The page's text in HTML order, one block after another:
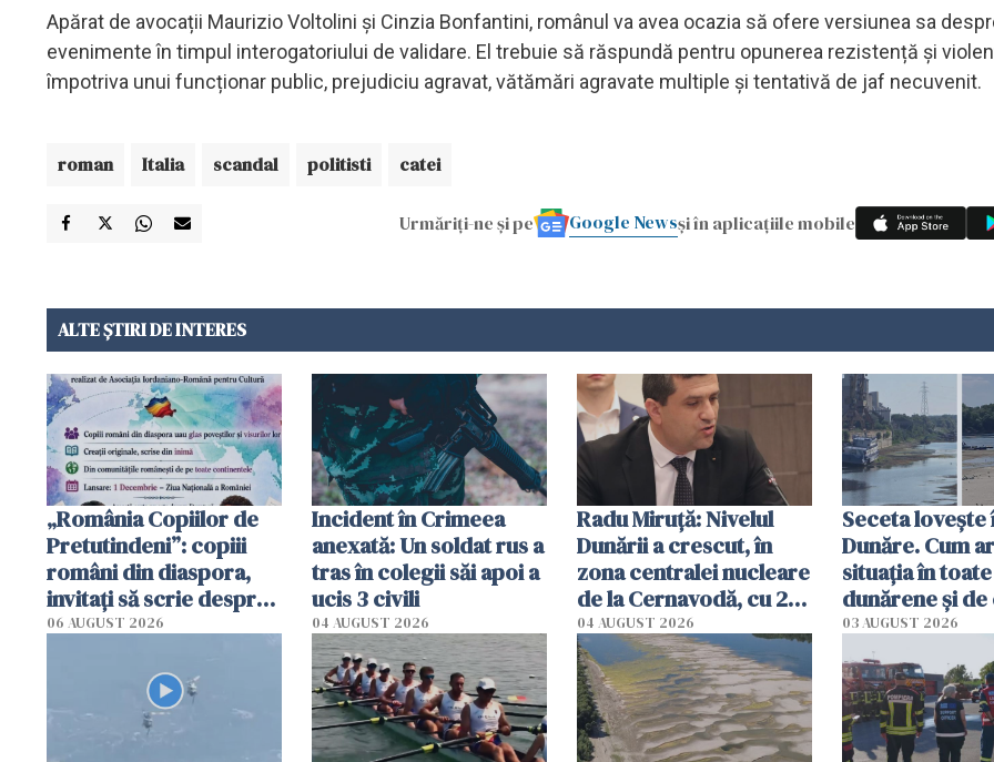
Apărat de avocații Maurizio Voltolini și Cinzia Bonfantini, românul va avea ocazia să ofere versiunea sa
evenimente în timpul interogatoriului de validare. El trebuie să răspundă pentru opunerea rezistență și
împotriva unui funcționar public, prejudiciu agravat, vătămări agravate multiple și tentativă de jaf necuvenit.
roman Italia scandal politisti catei
Urmăriți-ne și pe Google Newsși în aplicațiile mobile
ALTE ȘTIRI DE INTERES
„România Copiilor de
Pretutindeni”: copiii
români din diaspora,
invitați să scrie despre
România într-un volum
06 AUGUST 2026
Incident în Crimeea
anexată: Un soldat rus a
tras în colegii săi apoi a
ucis 3 civili
04 AUGUST 2026
Radu Miruţă: Nivelul
Dunării a crescut, în
zona centralei nucleare
de la Cernavodă, cu 2
cm faţă de ziua trecută
04 AUGUST 2026
Seceta
Dunăre. Cum
situația în
dunărene și de
România
efectele, deși a
în iulie
03 AUGUST 2026